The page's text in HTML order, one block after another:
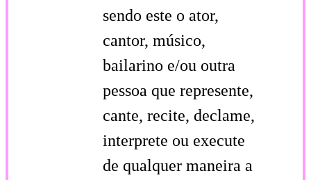
sendo este o ator,
cantor, músico,
bailarino e/ou outra
pessoa que represente,
cante, recite, declame,
interprete ou execute
de qualquer maneira a